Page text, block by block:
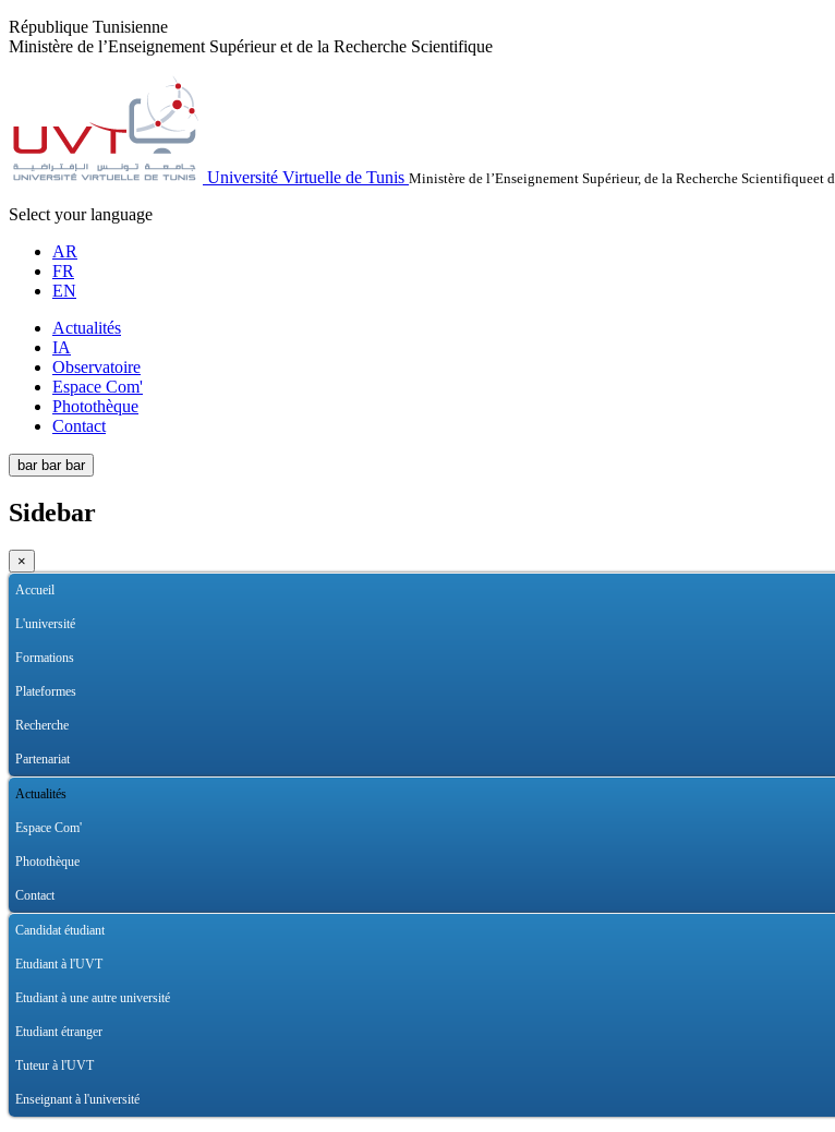
République Tunisienne
Ministère de l’Enseignement Supérieur et de la Recherche Scientifique
Université Virtuelle de Tunis Ministère de l’Enseignement Supérieur, de la Recherche
Select your language
AR
FR
EN
Actualités
IA
Observatoire
Espace Com'
Photothèque
Contact
bar bar bar
Sidebar
×
Accueil
L'université
Formations
Plateformes
Recherche
Partenariat
Actualités
Espace Com'
Photothèque
Contact
Candidat étudiant
Etudiant à l'UVT
Etudiant à une autre université
Etudiant étranger
Tuteur à l'UVT
Enseignant à l'université